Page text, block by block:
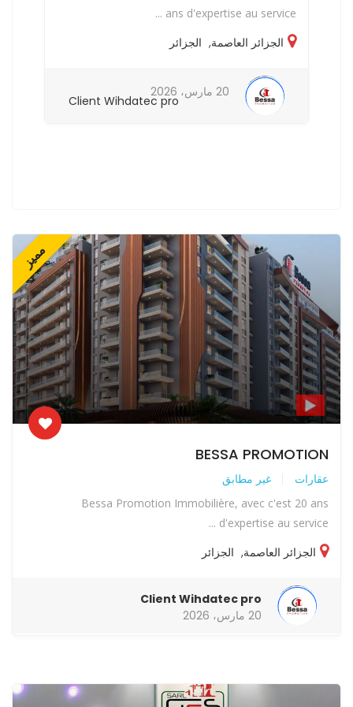
ans d'expertise au service ...
الجزائر العاصمة, الجزائر
Client Wihdatec pro
20 مارس، 2026
مميز
BESSA PROMOTION
عقارات غير مطابق
Bessa Promotion Immobilière, avec c'est 20 ans
d'expertise au service ...
الجزائر العاصمة, الجزائر
Client Wihdatec pro
20 مارس، 2026